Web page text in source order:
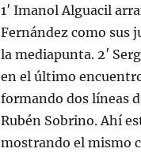
1′ Imanol Alguacil
Fernández como sus
la mediapunta. 2′
en el último
formando dos líneas
Rubén Sobrino. Ahí
mostrando el mismo